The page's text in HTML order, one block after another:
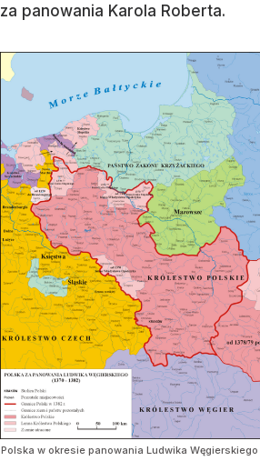
za panowania Karola Roberta.
Polska w okresie panowania Ludwika Węgierskiego